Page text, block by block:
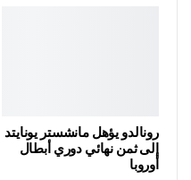
رونالدو يؤهل مانشستر يونايتد
إلى ثمن نهائي دوري أبطال
أوروبا